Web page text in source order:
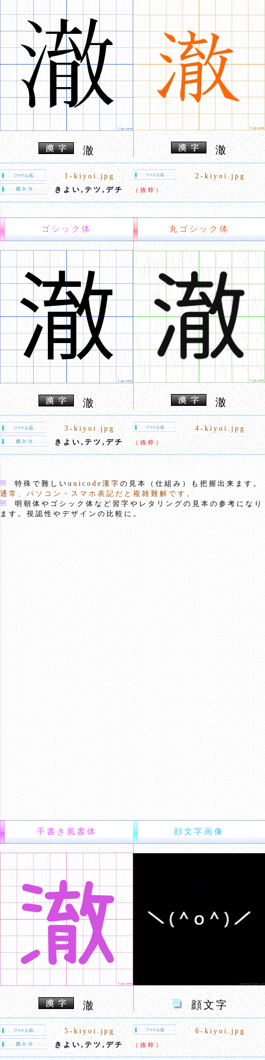
澈 澈
1-kiyoi.jpg
2-kiyoi.jpg
きよい,テツ,デチ
（抜粋）
ゴシック体 丸ゴシック体
澈 澈
3-kiyoi.jpg
4-kiyoi.jpg
きよい,テツ,デチ
（抜粋）
特殊で難しい unicode漢字 の見本（仕組み）も把握出来ます。
通常、パソコン・スマホ表記だと複雑難解です。
明朝体やゴシック体など習字やレタリングの見本の参考になり
ます。視認性やデザインの比較に。
手書き風書体 顔文字画像
澈 顔文字
5-kiyoi.jpg
6-kiyoi.jpg
きよい,テツ,デチ
（抜粋）